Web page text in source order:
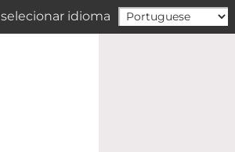
selecionar idioma